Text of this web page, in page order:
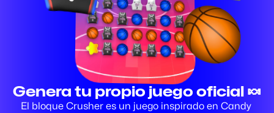
Genera tu propio juego oficial 🍬
El bloque Crusher es un juego inspirado en Candy